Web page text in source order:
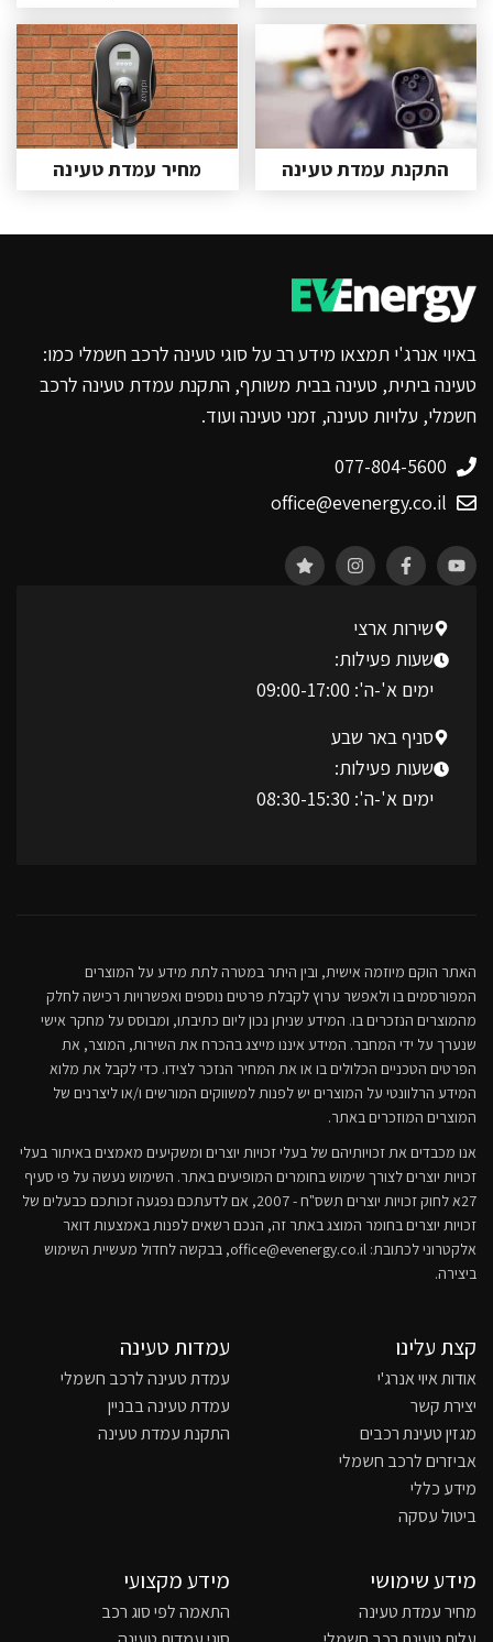
התקנת עמדת טעינה מחיר עמדת טעינה
באיוי אנרג'י תמצאו מידע רב על סוגי טעינה לרכב חשמלי כמו:
טעינה ביתית, טעינה בבית משותף, התקנת עמדת טעינה לרכב
חשמלי, עלויות טעינה, זמני טעינה ועוד.
077-804-5600
office@evenergy.co.il
שירות ארצי
שעות פעילות:
ימים א'-ה': 09:00-17:00
סניף באר שבע
שעות פעילות:
ימים א'-ה': 08:30-15:30
האתר הוקם מיוזמה אישית, ובין היתר במטרה לתת מידע על המוצרים
המפורסמים בו ולאפשר ערוץ לקבלת פרטים נוספים ואפשרויות רכישה לחלק
מהמוצרים הנזכרים בו. המידע שניתן נכון ליום כתיבתו, ומבוסס על מחקר אישי
שנערך על ידי המחבר. המידע איננו מייצג בהכרח את השירות, המוצר, את
הפרטים הטכניים הכלולים בו או את המחיר הנזכר לצידו. כדי לקבל את מלוא
המידע הרלוונטי על המוצרים יש לפנות למשווקים המורשים ו/או ליצרנים של
המוצרים המוזכרים באתר.
אנו מכבדים את זכויותיהם של בעלי זכויות יוצרים ומשקיעים מאמצים באיתור בעלי
זכויות יוצרים לצורך שימוש בחומרים המופיעים באתר. השימוש נעשה על פי סעיף
27א לחוק זכויות יוצרים תשס"ח - 2007, אם לדעתכם נפגעה זכותכם כבעלים של
זכויות יוצרים בחומר המוצג באתר זה, הנכם רשאים לפנות באמצעות דואר
אלקטרוני לכתובת: office@evenergy.co.il, בבקשה לחדול מעשיית השימוש
ביצירה.
קצת עלינו
אודות איוי אנרג'י
יצירת קשר
מגזין טעינת רכבים
אביזרים לרכב חשמלי
מידע כללי
ביטול עסקה
עמדות טעינה
עמדת טעינה לרכב חשמלי
עמדת טעינה בבניין
התקנת עמדת טעינה
מידע שימושי
מחיר עמדת טעינה
מידע מקצועי
התאמה לפי סוג רכב